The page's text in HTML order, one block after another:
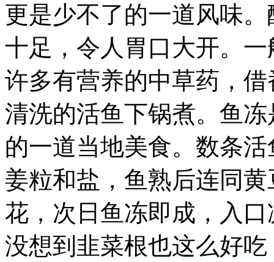
上
苗
的
年，
上
雷
山
过
苗
年，
每
天
的
一
日
餐
可
更是少不了的一道风味。
十足，令人胃口大开。
许多有营养的中草药，
清洗的活鱼下锅煮。 鱼冻
的一道当地美食。数条
姜粒和盐，鱼熟后连同
花，次日鱼冻即成，入
没想到韭菜根也这么好